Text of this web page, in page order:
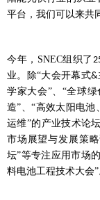
平台，我们可以来共
今年， SNEC组织了
业。除“大会开幕式&
学家大会”、“全球
造”、“高效太阳电池
运维”的产业技术论
市场展望与发展策
坛”等专注应用市场
料电池工程技术大会”